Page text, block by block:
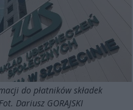
do płatników składek
Dariusz GORAJSKI